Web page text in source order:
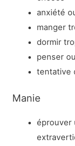
anxiété
manger
dormir
penser
tentative
Manie
éprouver